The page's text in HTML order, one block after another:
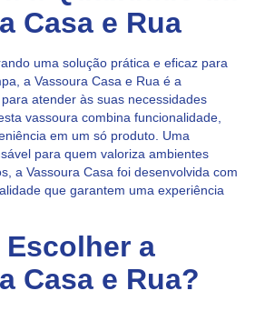
Casa e Rua
uma solução prática e eficaz para
a Vassoura Casa e Rua é a
atender às suas necessidades
vassoura combina funcionalidade,
em um só produto. Uma
para quem valoriza ambientes
a Vassoura Casa foi desenvolvida com
que garantem uma experiência
Escolher a
Casa e Rua?